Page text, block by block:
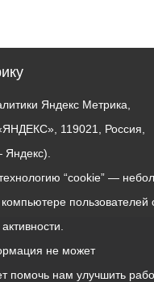
Яндекс Метрика,
119021, Россия,
“cookie” —
пользователей
не может
помочь нам улучшить